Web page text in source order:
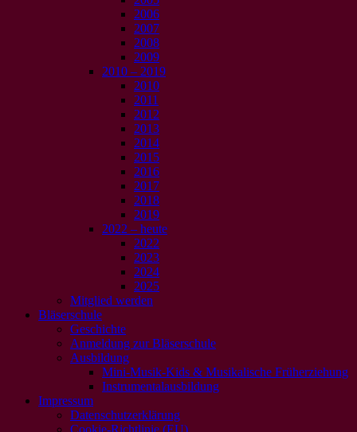
2006
2007
2008
2009
2010 – 2019
2010
2011
2012
2013
2014
2015
2016
2017
2018
2019
2022 – heute
2022
2023
2024
2025
Mitglied werden
Bläserschule
Geschichte
Anmeldung zur Bläserschule
Ausbildung
Mini-Musik-Kids & Musikalische Früherziehung
Instrumentalausbildung
Impressum
Datenschutzerklärung
Cookie-Richtlinie (EU)